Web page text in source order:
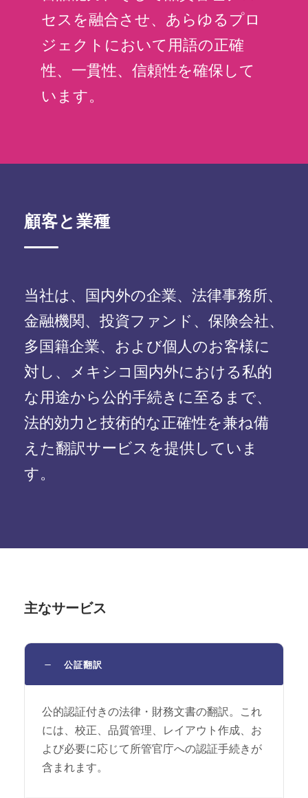
セスを融合させ、あらゆるプロ
ジェクトにおいて用語の正確
性、一貫性、信頼性を確保して
います。
顧客と業種
当社は、国内外の企業、法律事務所、
金融機関、投資ファンド、保険会社、
多国籍企業、および個人のお客様に
対し、メキシコ国内外における私的
な用途から公的手続きに至るまで、
法的効力と技術的な正確性を兼ね備
えた翻訳サービスを提供していま
す。
主なサービス
公証翻訳
公的認証付きの法律・財務文書の翻訳。これ
には、校正、品質管理、レイアウト作成、お
よび必要に応じて所管官庁への認証手続きが
含まれます。